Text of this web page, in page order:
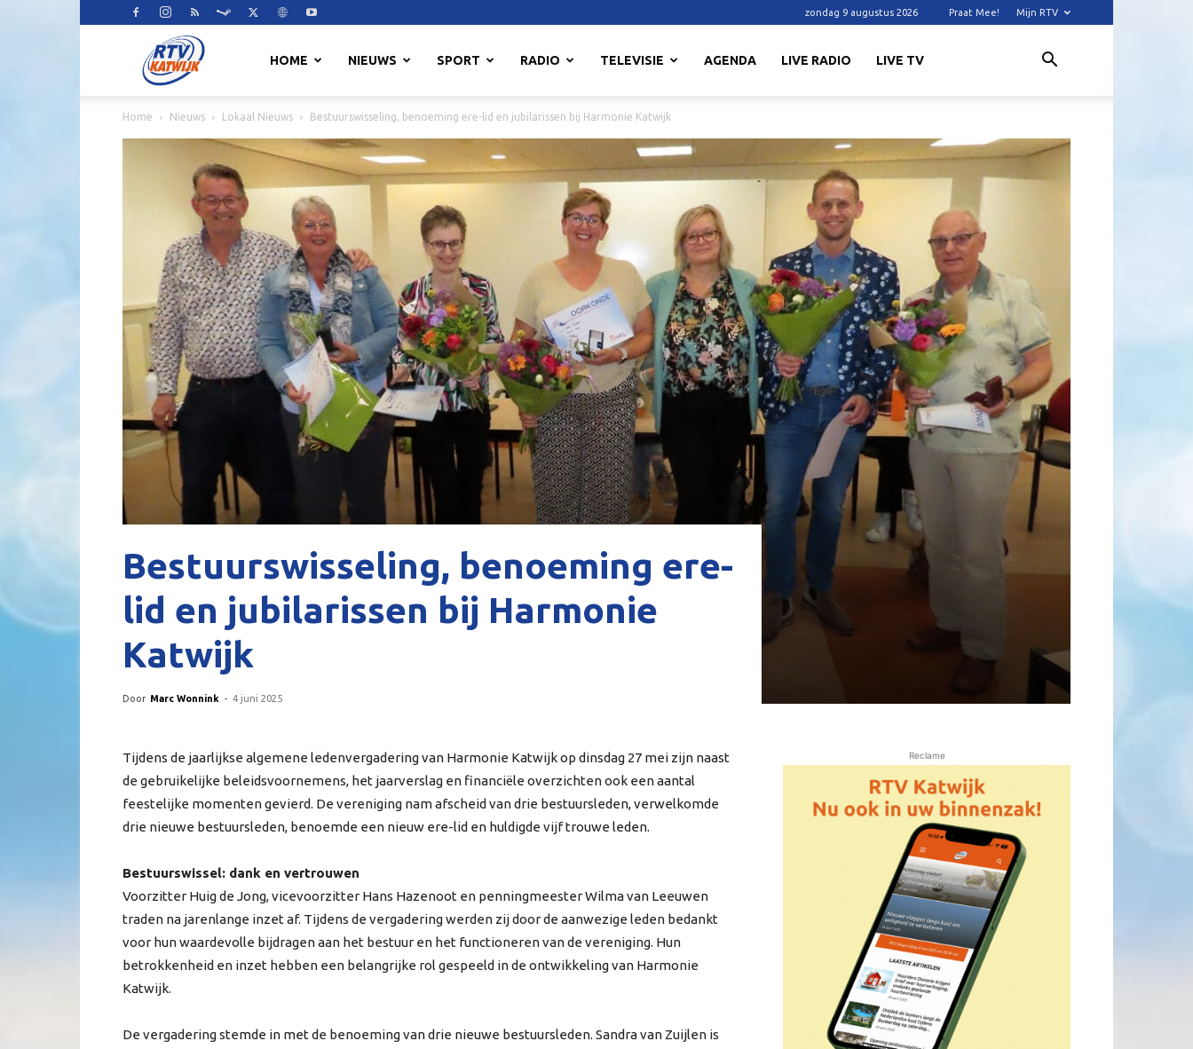
zondag 9 augustus 2026 Praat Mee! Mijn RTV
HOME NIEUWS SPORT RADIO TELEVISIE AGENDA LIVE RADIO LIVE TV
Home Nieuws Lokaal Nieuws Bestuurswisseling, benoeming ere-lid en jubilarissen bij Harmonie Katwijk
Bestuurswisseling, benoeming ere-
lid en jubilarissen bij Harmonie
Katwijk
Door Marc Wonnink - 4 juni 2025
Tijdens de jaarlijkse algemene ledenvergadering van Harmonie Katwijk op dinsdag 27 mei zijn naast
de gebruikelijke beleidsvoornemens, het jaarverslag en financiële overzichten ook een aantal
feestelijke momenten gevierd. De vereniging nam afscheid van drie bestuursleden, verwelkomde
drie nieuwe bestuursleden, benoemde een nieuw ere-lid en huldigde vijf trouwe leden.
Bestuurswissel: dank en vertrouwen
Voorzitter Huig de Jong, vicevoorzitter Hans Hazenoot en penningmeester Wilma van Leeuwen
traden na jarenlange inzet af. Tijdens de vergadering werden zij door de aanwezige leden bedankt
voor hun waardevolle bijdragen aan het bestuur en het functioneren van de vereniging. Hun
betrokkenheid en inzet hebben een belangrijke rol gespeeld in de ontwikkeling van Harmonie
Katwijk.
De vergadering stemde in met de benoeming van drie nieuwe bestuursleden. Sandra van Zuijlen is
Reclame